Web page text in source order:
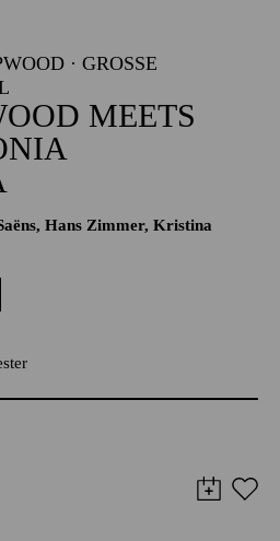
· GROSSE O
MEETS
Hans Zimmer, Kristina